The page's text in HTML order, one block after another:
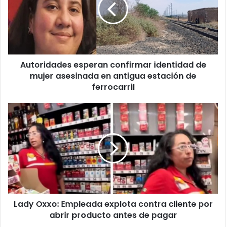
mujer
asesinada
en
antigua
estación
Autoridades esperan confirmar identidad de
mujer asesinada en antigua estación de
ferrocarril
Lady
Oxxo:
Empleada
explota
contra
cliente
por
abrir
producto
antes
Lady Oxxo: Empleada explota contra cliente por
abrir producto antes de pagar